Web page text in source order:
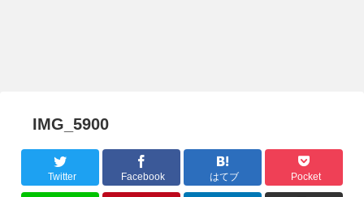
IMG_5900
Twitter Facebook はてブ Pocket